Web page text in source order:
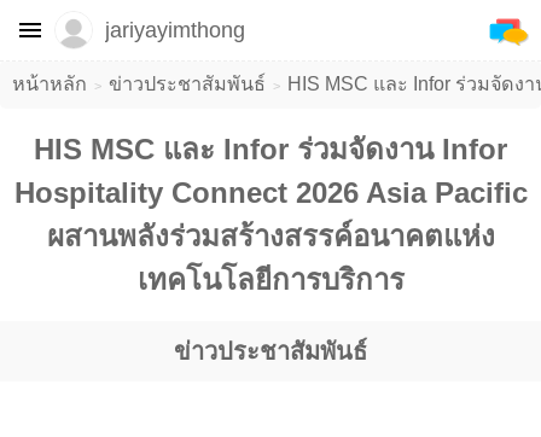
หน้าหลัก ข่าวประชาสัมพันธ์ HIS MSC และ Infor ร่วมจัดง
HIS MSC และ Infor ร่วมจัดงาน Infor
Hospitality Connect 2026 Asia Pacific
ผสานพลังร่วมสร้างสรรค์อนาคตแห่ง
เทคโนโลยีการบริการ
ข่าวประชาสัมพันธ์
jariyayimthong